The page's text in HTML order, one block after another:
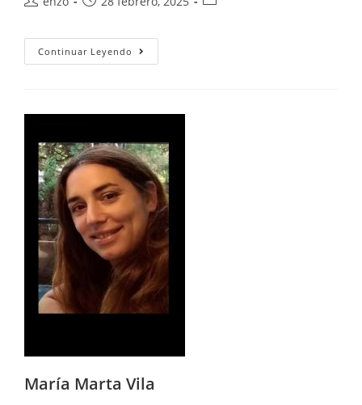
Continuar Leyendo
María Marta Vila